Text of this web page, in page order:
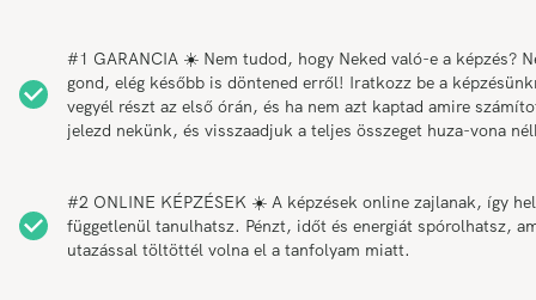
#1 GARANCIA ☀️ Nem tudod, hogy Neked való-e a képzés?
gond, elég később is döntened erről! Iratkozz be a
vegyél részt az első órán, és ha nem azt kaptad amire
jelezd nekünk, és visszaadjuk a teljes összeget huza-vona
#2 ONLINE KÉPZÉSEK ☀️ A képzések online zajlanak, így
függetlenül tanulhatsz. Pénzt, időt és energiát spórolhatsz,
utazással töltöttél volna el a tanfolyam miatt.